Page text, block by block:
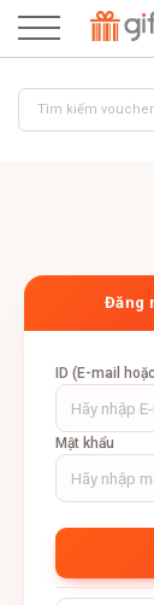
Đăng
ID (E-mail
Mật khẩu